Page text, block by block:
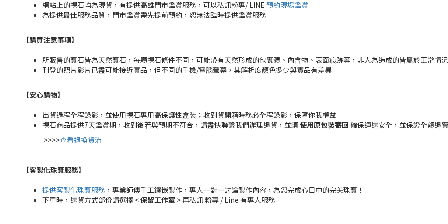
網站上的裸石均為現貨，有提供高雄門市鑑賞服務，可以私訊粉專/ LINE 預約現場鑑賞
為提供最佳服務品質，門市鑑賞需先提前預約，恕無法臨時提供鑑賞服務
【購買注意事項】
所販售的寶石皆為天然寶石，每顆裸石條件不同，可能帶有天然形成的包裹體、內含物、表面痕跡等，非人為造成的皆屬於正常情況
刊登的照片影片已盡可能接近實品，但不同的手機/電腦螢幕，其解析度顏色多少與實品有差異
【安心購物】
出貨過程全程錄影，並使用裸石專用高保護性盒裝；收到貨開箱時務必全程錄影，保障你我權益
裸石商品提供7天鑑賞期，收到後若與預期不符合，請盡快聯繫我們辦理退貨，並須 使用原包裝寄回 確保運送安全，並保證全額退
>>>>查看退換貨流
【客製化珠寶服務】
提供客製化珠寶服務 ，專業師傅手工鑲嵌製作，專人一對一討論製作內容，為您完成心目中的完美珠寶！
下單時，送貨方式部份請選擇 <保留工作室 > 再私訊 粉專 / Line 有專人服務